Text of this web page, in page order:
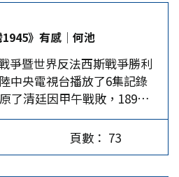
和解、復合，令人感
西江東門一帶，用機槍射殺
姓2萬多人，事後慈善團體
埋遺體，形成了大規模的遇
就地建起這所紀念館，後經
占地10萬多平方米、館藏文
一級博物館，也是國際公認
念館之一。 進入紀念館，
、名為《家破人亡》的巨
1945》有感│何池
爭暨世界反法西斯戰爭勝利
中央電視台播放了6集記錄
了清廷因甲午戰敗，1895
約》，台灣被日本占據後，
的反抗日本殖民統治的鬥爭
抗爭，台灣同胞終於1945年
頁數： 73